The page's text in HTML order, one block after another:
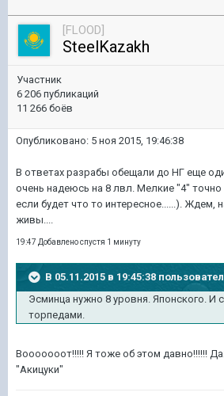
[FLOOD]
SteelKazakh
Участник
6 206 публикаций
11 266 боёв
Опубликовано: 5 ноя 2015, 19:46:38
В ответах разрабы обещали до НГ еще
очень надеюсь на 8 лвл. Мелкие "4"
если будет что то интересное......). Ждем,
живы....
19:47 Добавлено спустя 1 минуту
В 05.11.2015 в 19:45:38
Эсминца нужно 8 уровня. Японского. И
торпедами.
Вооооооот!!!!! Я тоже об этом давно!!!!!!
"Акицуки"